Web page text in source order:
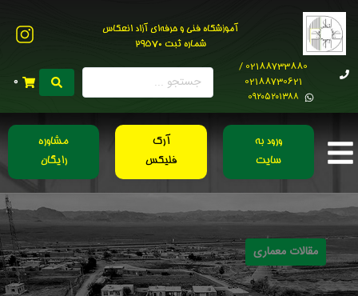
آموزشگاه فنی و حرفه‌ای آزاد انعکاس
شماره ثبت 29570
02188733880 /
02188730621
0۹۲۰۵۲۰۱۳۸۸
0
ورود به
سایت
آرک
فلیکس
مشاوره
رایگان
مقالات معماری